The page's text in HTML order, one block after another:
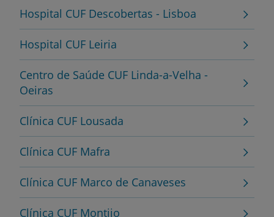
Hospital CUF Descobertas - Lisboa
Hospital CUF Leiria
Centro de Saúde CUF Linda-a-Velha -
Oeiras
Clínica CUF Lousada
Clínica CUF Mafra
Clínica CUF Marco de Canaveses
Clínica CUF Montijo